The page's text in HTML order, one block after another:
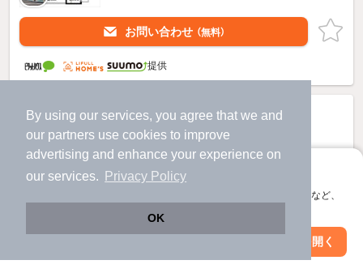
By using our services, you agree that we and
our partners use cookies to improve
advertising and enhance your experience on
our services.
Privacy Policy
OK
アプリに切り替えて、サクサクお部屋探し
会員登録なしですぐ使える。マップ検索やお気に入り保存など、
アプリを開く
お問い合わせ （無料）
提供
絞り込み条件を変更